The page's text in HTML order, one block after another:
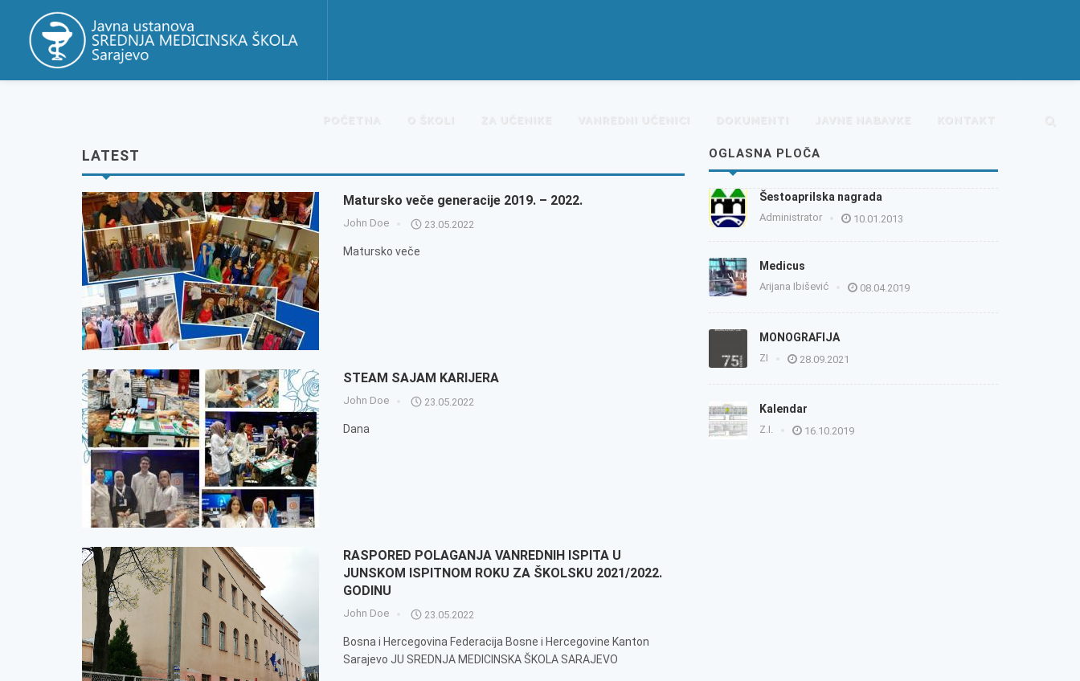
POČETNA O ŠKOLI ZA UČENIKE VANREDNI UČENICI DOKUMENTI JAVNE NABAVKE KONTAKT
LATEST
Matursko veče generacije 2019. – 2022.
John Doe 23.05.2022
Matursko veče
STEAM SAJAM KARIJERA
John Doe 23.05.2022
Dana
RASPORED POLAGANJA VANREDNIH ISPITA U
JUNSKOM ISPITNOM ROKU ZA ŠKOLSKU 2021/2022.
GODINU
John Doe 23.05.2022
Bosna i Hercegovina Federacija Bosne i Hercegovine Kanton
Sarajevo JU SREDNJA MEDICINSKA ŠKOLA SARAJEVO
OGLASNA PLOČA
Šestoaprilska nagrada
Administrator 10.01.2013
Medicus
Arijana Ibišević 08.04.2019
MONOGRAFIJA
ZI 28.09.2021
Kalendar
Z.I. 16.10.2019